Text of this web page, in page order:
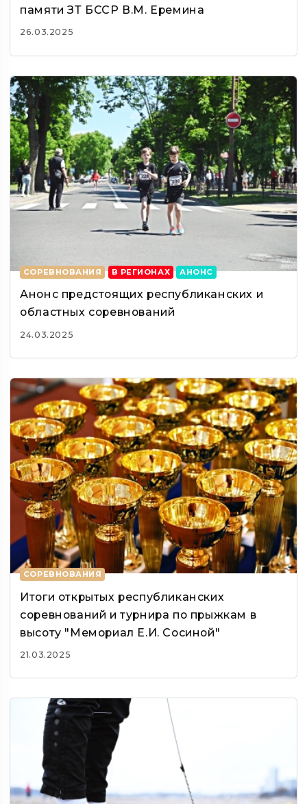
памяти ЗТ БССР В.М. Еремина
26.03.2025
СОРЕВНОВАНИЯ В РЕГИОНАХ АНОНС
Анонс предстоящих республиканских и
областных соревнований
24.03.2025
СОРЕВНОВАНИЯ
Итоги открытых республиканских
соревнований и турнира по прыжкам в
высоту "Мемориал Е.И. Сосиной"
21.03.2025